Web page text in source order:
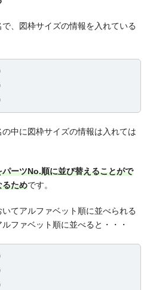
、図枠サイズの情報を入れている
中に図枠サイズの情報は入れては
パーツNo.順に並び替えることがで
るためです。
てアルファベット順に並べられる
ファベット順に並べると・・・